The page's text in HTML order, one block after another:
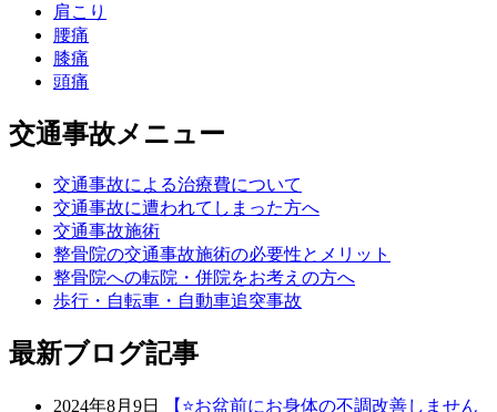
肩こり
腰痛
膝痛
頭痛
交通事故メニュー
交通事故による治療費について
交通事故に遭われてしまった方へ
交通事故施術
整骨院の交通事故施術の必要性とメリット
整骨院への転院・併院をお考えの方へ
歩行・自転車・自動車追突事故
最新ブログ記事
2024年8月9日
【⭐️お盆前にお身体の不調改善しません